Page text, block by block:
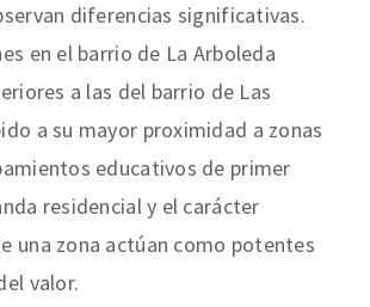
diferencias significativas.
en el barrio de La Arboleda
a las del barrio de Las
a su mayor proximidad a zonas
educativos de primer
residencial y el carácter
una zona actúan como potentes
valor.